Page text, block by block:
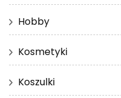
Hobby
Kosmetyki
Koszulki